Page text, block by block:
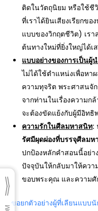
ติดในวัตถุนิยม หรือใช้ชี
ที่เราได้ยินเสียงเรียกขอ
แบบของวิกฤตชีวิต) เรา
ต้นทางใหม่ที่ยิ่งใหญ่ได้เ
แบบอย่างของการเป็นผู้
ไม่ได้ใช้ตำแหน่งเพื่อหา
ความทุจริต พระศาสนจั
จากท่านในเรื่องความก
จะต้องขัดแย้งกับผู้มีอิทธิ
ความรักในศีลมหาสนิท:
รัศมีผุดผ่องที่บรรจุศีลมห
ปกป้องหลักคำสอนนี้อย่า
ปัจจุบันให้กลับมาให้คว
ขอบพระคุณ และความ
ขอยกตัวอย่างผู้ที่เลียนแบ